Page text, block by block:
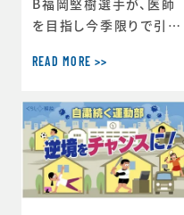
を目指し今季限りで引退
理由について取材を受け
聞の朝刊に記事が掲載さ
れました。
READ MORE >>